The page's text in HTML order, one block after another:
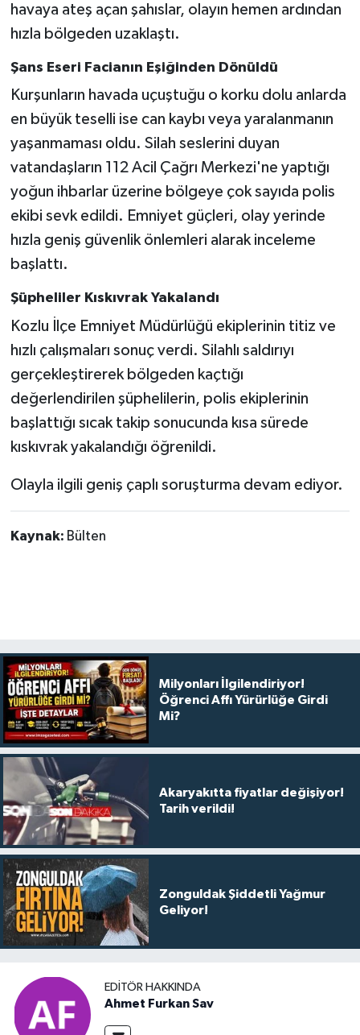
havaya ateş açan şahıslar, olayın hemen ardından
hızla bölgeden uzaklaştı.
Şans Eseri Facianın Eşiğinden Dönüldü
Kurşunların havada uçuştuğu o korku dolu anlarda
en büyük teselli ise can kaybı veya yaralanmanın
yaşanmaması oldu. Silah seslerini duyan
vatandaşların 112 Acil Çağrı Merkezi'ne yaptığı
yoğun ihbarlar üzerine bölgeye çok sayıda polis
ekibi sevk edildi. Emniyet güçleri, olay yerinde
hızla geniş güvenlik önlemleri alarak inceleme
başlattı.
Şüpheliler Kıskıvrak Yakalandı
Kozlu İlçe Emniyet Müdürlüğü ekiplerinin titiz ve
hızlı çalışmaları sonuç verdi. Silahlı saldırıyı
gerçekleştirerek bölgeden kaçtığı
değerlendirilen şüphelilerin, polis ekiplerinin
başlattığı sıcak takip sonucunda kısa sürede
kıskıvrak yakalandığı öğrenildi.
Olayla ilgili geniş çaplı soruşturma devam ediyor.
Kaynak: Bülten
Milyonları İlgilendiriyor!
Öğrenci Affı Yürürlüğe Girdi
Mi?
Akaryakıtta fiyatlar değişiyor!
Tarih verildi!
Zonguldak Şiddetli Yağmur
Geliyor!
EDITÖR HAKKINDA
Ahmet Furkan Sav